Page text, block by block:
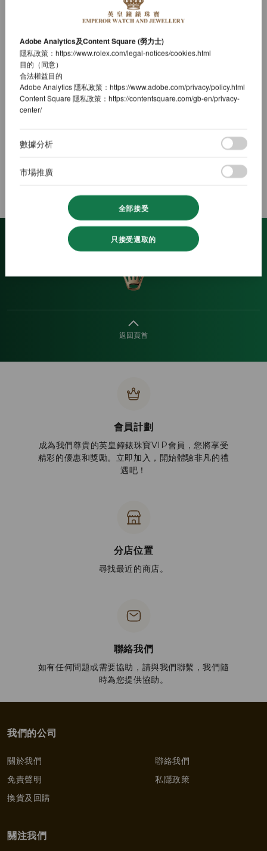
探索勞力士
返回頁首
會員計劃
成為我們尊貴的英皇鐘錶珠寶VIP會員，您將享受
精彩的優惠和獎勵。立即加入，開始體驗非凡的禮
遇吧！
分店位置
尋找最近的商店。
聯絡我們
如有任何問題或需要協助，請與我們聯繫，我們隨
時為您提供協助。
我們的公司
關於我們
聯絡我們
免責聲明
私隱政策
換貨及回購
關注我們
Adobe Analytics及Content Square (勞力士)
隱私政策： https://www.rolex.com/legal-notices/cookies.html
目的（同意）
合法權益目的
Adobe Analytics 隱私政策： https://www.adobe.com/privacy/policy.html
Content Square 隱私政策： https://contentsquare.com/gb-en/privacy-
center/
數據分析
市場推廣
全部接受
只接受選取的